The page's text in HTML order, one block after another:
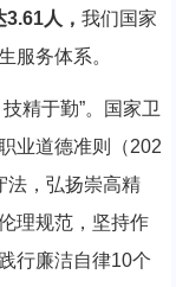
人， 我们国家
服务体系。
精于勤”。国家卫
业道德准则（202
法，弘扬崇高精
理规范，坚持作
行廉洁自律10个